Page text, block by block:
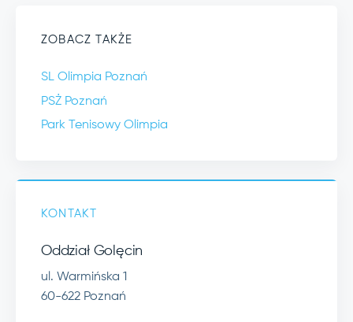
ZOBACZ TAKŻE
SL Olimpia Poznań
PSŻ Poznań
Park Tenisowy Olimpia
KONTAKT
Oddział Golęcin
ul. Warmińska 1
60-622 Poznań